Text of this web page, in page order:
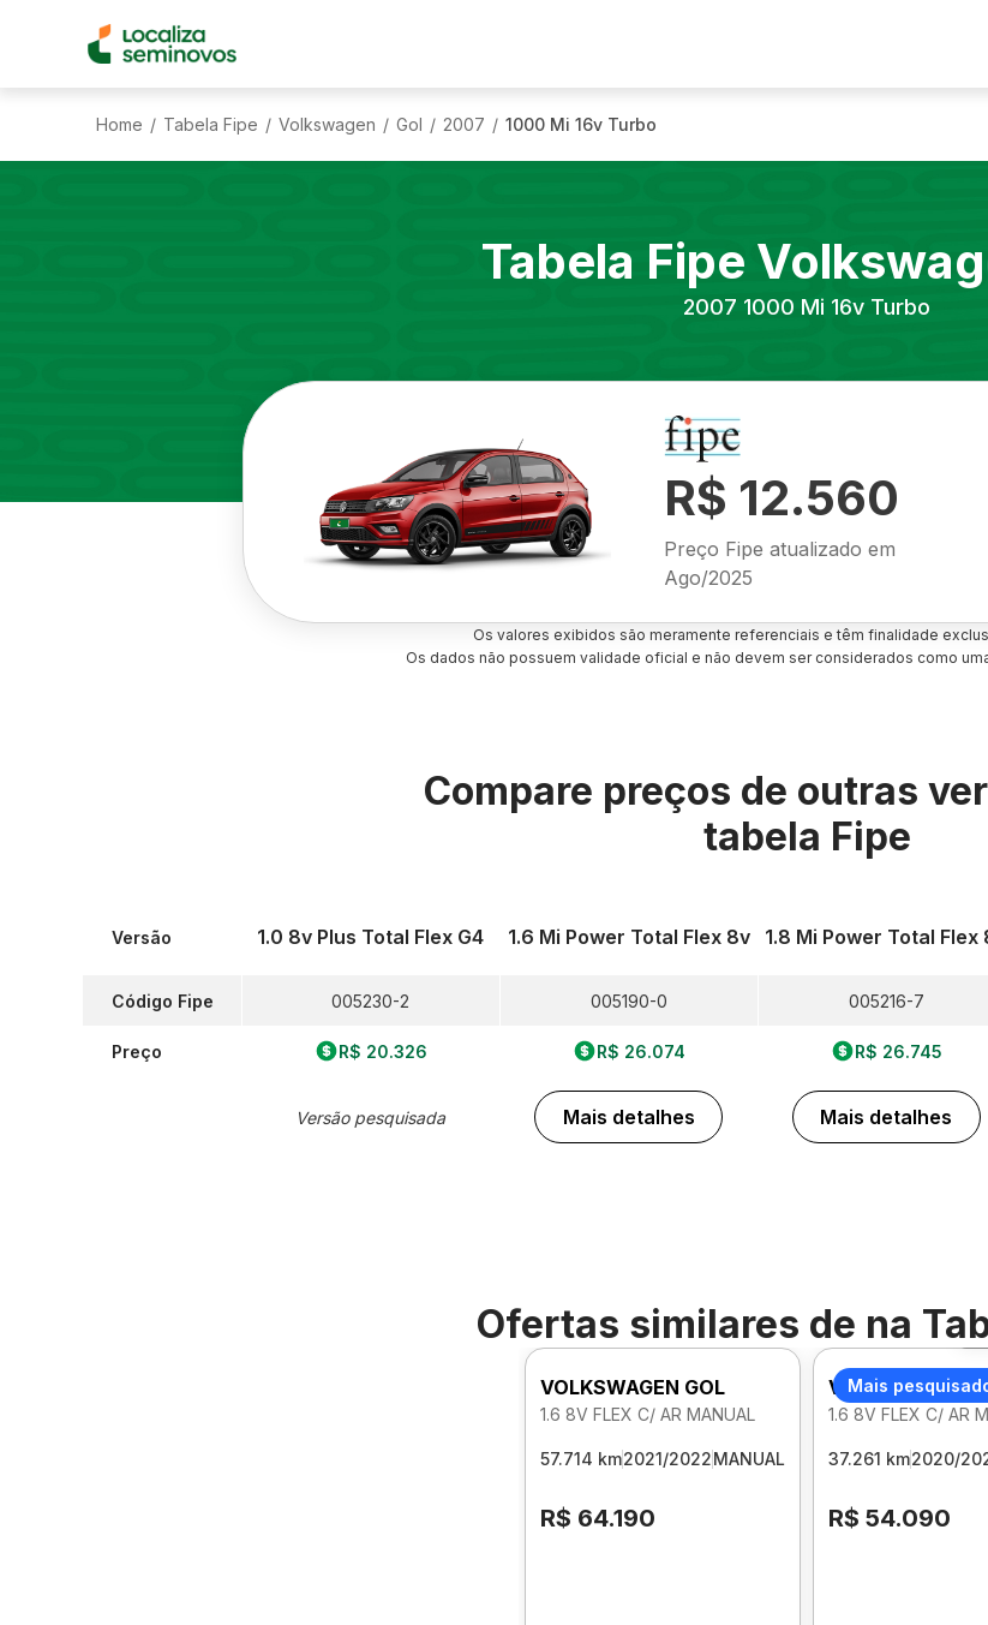
Home / Tabela Fipe / Volkswagen / Gol / 2007 / 1000 Mi 16v Turbo
Tabela Fipe
2007 1000 Mi 16v Turbo
R$ 12.560
Preço Fipe atualizado em
Ago/2025
Os valores exibidos são meramente referenciais e têm finalidade
Os dados não possuem validade oficial e não devem ser considerados como
Compare preços de outras
tabela Fipe
Versão
Código Fipe
Preço
1.0 8v Plus Total Flex G4
005230-2
R$ 20.326
Versão pesquisada
1.6 Mi Power Total Flex 8v
005190-0
R$ 26.074
Mais detalhes
1.8 Mi Power Total Flex
005216-7
R$ 26.745
Mais detalhes
Ofertas similares de na
VOLKSWAGEN GOL
1.6 8V FLEX C/ AR MANUAL
57.714 km2021/2022MANUAL
R$ 64.190
Mais
VOLKSWAGEN
1.6 8V FLEX C/ AR
37.261 km2020/
R$ 54.090